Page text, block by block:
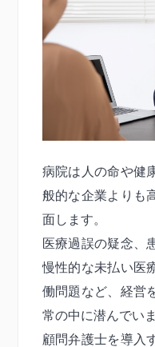
病院は人の命や健
般的な企業よりも
面します。
医療過誤の疑念、
慢性的な未払い医
働問題など、経営
常の中に潜んでいま
顧問弁護士を導入